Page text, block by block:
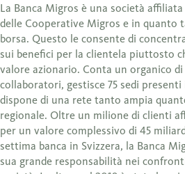
La Banca Migros è una società
delle Cooperative Migros e in quanto
borsa. Questo le consente di
sui benefici per la clientela piuttosto
valore azionario. Conta un organico
collaboratori, gestisce 75 sedi
dispone di una rete tanto ampia
regionale. Oltre un milione di clienti
per un valore complessivo di 45
settima banca in Svizzera, la Banca
sua grande responsabilità nei